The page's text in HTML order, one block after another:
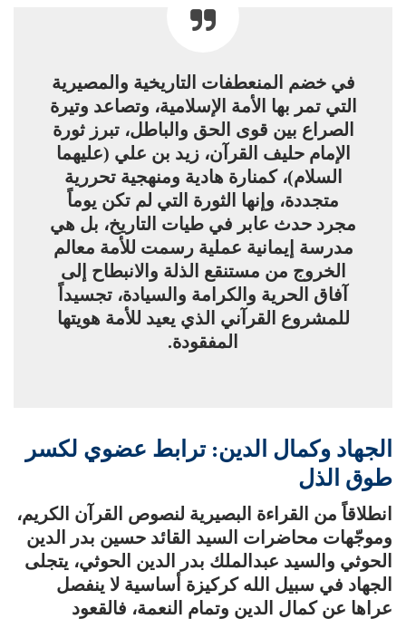
في خضم المنعطفات التاريخية والمصيرية
التي تمر بها الأمة الإسلامية، وتصاعد وتيرة
الصراع بين قوى الحق والباطل، تبرز ثورة
الإمام حليف القرآن، زيد بن علي (عليهما
السلام)، كمنارة هادية ومنهجية تحررية
متجددة، وإنها الثورة التي لم تكن يوماً
مجرد حدث عابر في طيات التاريخ، بل هي
مدرسة إيمانية عملية رسمت للأمة معالم
الخروج من مستنقع الذلة والانبطاح إلى
آفاق الحرية والكرامة والسيادة، تجسيداً
للمشروع القرآني الذي يعيد للأمة هويتها
المفقودة.
الجهاد وكمال الدين: ترابط عضوي لكسر
طوق الذل
انطلاقاً من القراءة البصيرية لنصوص القرآن الكريم،
وموجّهات محاضرات السيد القائد حسين بدر الدين
الحوثي والسيد عبدالملك بدر الدين الحوثي، يتجلى
الجهاد في سبيل الله كركيزة أساسية لا ينفصل
عراها عن كمال الدين وتمام النعمة، فالقعود